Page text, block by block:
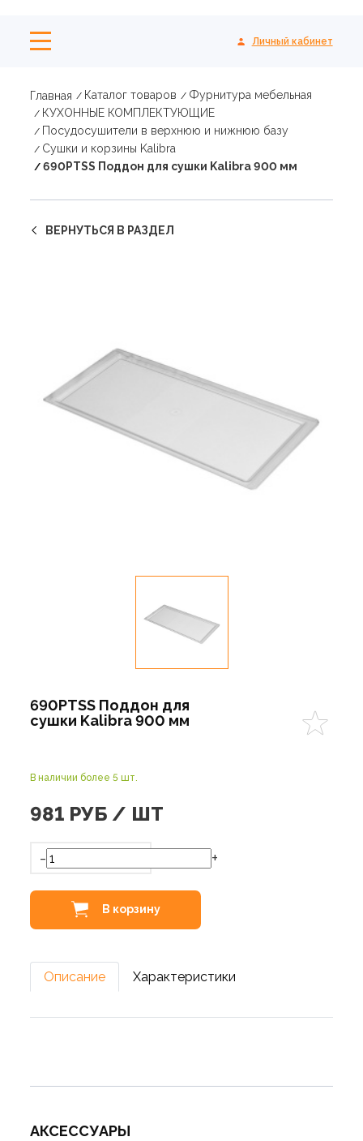
Личный кабинет
Главная Каталог товаров
Фурнитура мебельная
КУХОННЫЕ КОМПЛЕКТУЮЩИЕ
Посудосушители в верхнюю и нижнюю базу
Сушки и корзины Kalibra
690PTSS Поддон для сушки Kalibra 900 мм
ВЕРНУТЬСЯ В РАЗДЕЛ
690PTSS Поддон для
сушки Kalibra 900 мм
В наличии более 5 шт.
981 РУБ / ШТ
- +
В корзину
Описание Характеристики
АКСЕССУАРЫ